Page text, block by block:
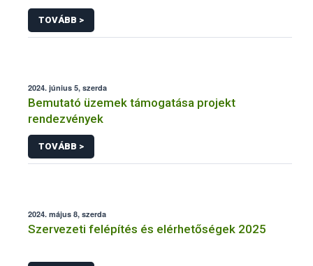
TOVÁBB >
2024. június 5, szerda
Bemutató üzemek támogatása projekt
rendezvények
TOVÁBB >
2024. május 8, szerda
Szervezeti felépítés és elérhetőségek 2025